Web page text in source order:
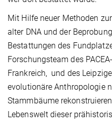
Mit Hilfe neuer Methoden
alter DNA und der
Bestattungen des
Forschungsteam des
Frankreich, und des
evolutionäre Anthropologie
Stammbäume
Lebenswelt dieser